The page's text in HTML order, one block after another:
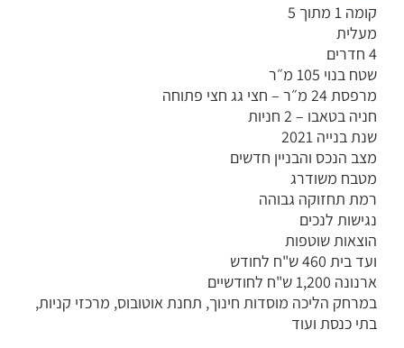
קומה 1 מתוך 5
מעלית
שטח בנוי 105 מ״ר
מרפסת 24 מ״ר – חצי גג חצי פתוחה
חניה בטאבו – 2 חניות
שנת בנייה 2021
מצב הנכס והבניין חדשים
מטבח משודרג
רמת תחזוקה גבוהה
נגישות לנכים
הוצאות שוטפות
ועד בית 460 ש"ח לחודש
ארנונה 1,200 ש"ח לחודשיים
במרחק הליכה מוסדות חינוך, תחנת אוטובוס, מרכזי קניות,
בתי כנסת ועוד